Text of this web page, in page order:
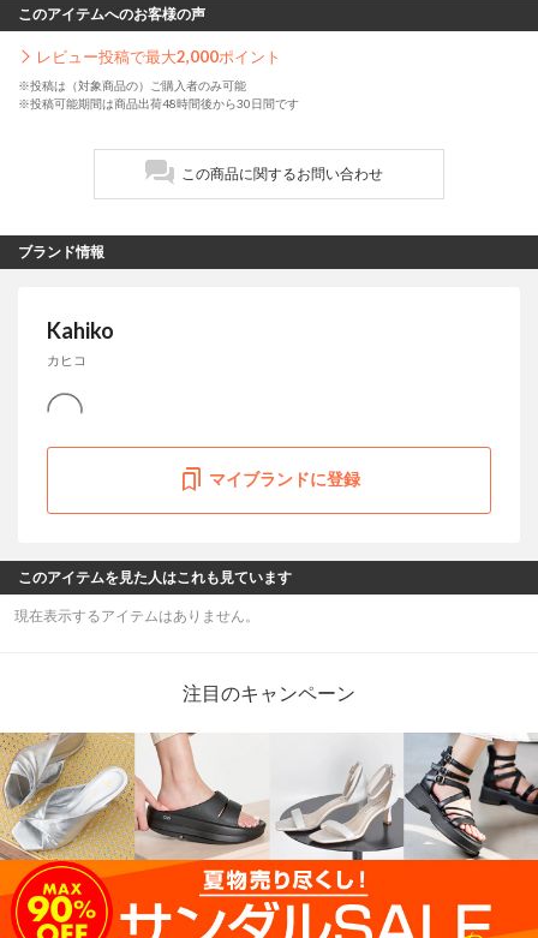
このアイテムへのお客様の声
レビュー投稿で最大2,000ポイント
※投稿は（対象商品の）ご購入者のみ可能
※投稿可能期間は商品出荷48時間後から30日間です
この商品に関するお問い合わせ
ブランド情報
Kahiko
カヒコ
マイブランドに登録
このアイテムを見た人はこれも見ています
現在表示するアイテムはありません。
注目のキャンペーン